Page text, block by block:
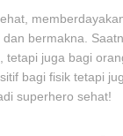
bermakna.
tetapi juga bagi
bagi fisik tetapi
superhero sehat!